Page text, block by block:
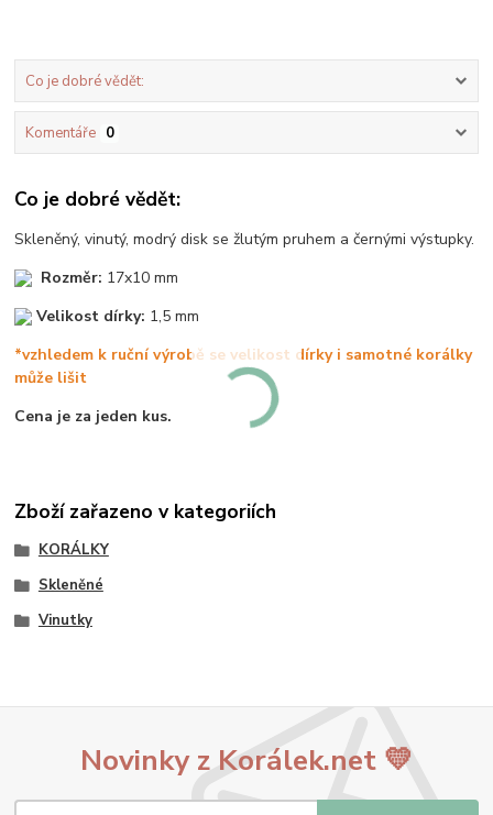
Co je dobré vědět:
Komentáře 0
Co je dobré vědět:
Skleněný, vinutý, modrý disk se žlutým pruhem a černými výstupky.
Rozměr: 17x10 mm
Velikost dírky: 1,5 mm
*vzhledem k ruční výrobě se velikost dírky i samotné korálky
může lišit
Cena je za jeden kus.
Zboží zařazeno v kategoriích
KORÁLKY
Skleněné
Vinutky
Novinky z Korálek.net 💛